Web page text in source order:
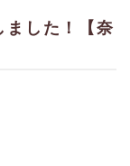
ました！【奈